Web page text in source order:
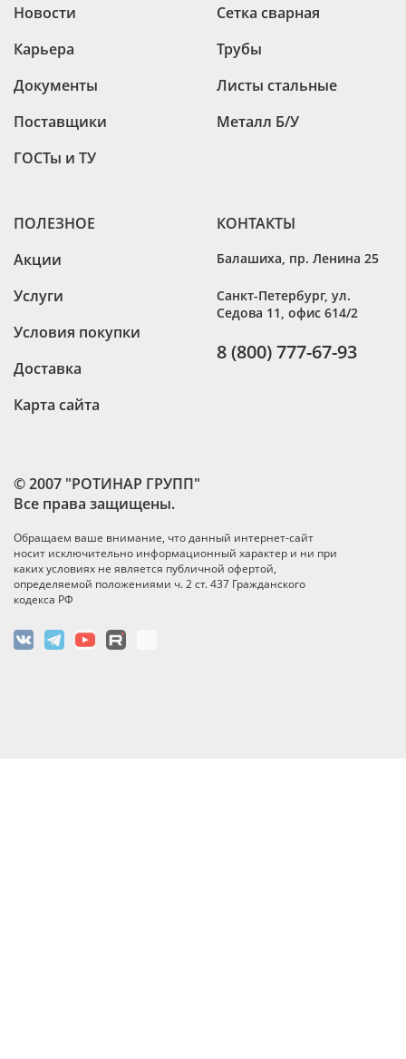
© 2007 "РОТИНАР ГРУПП"
Все права защищены.
Обращаем ваше внимание, что данный интернет-сайт
носит исключительно информационный характер и ни при
каких условиях не является публичной офертой,
определяемой положениями ч. 2 ст. 437 Гражданского
кодекса РФ
Новости
Карьера
Документы
Поставщики
ГОСТы и ТУ
Сетка сварная
Трубы
Листы стальные
Металл Б/У
ПОЛЕЗНОЕ
Акции
Услуги
Условия покупки
Доставка
Карта сайта
КОНТАКТЫ
Балашиха пр. Ленина 25
Санкт-Петербург, ул.
Седова 11, офис 614/2
8 (800) 777-67-93